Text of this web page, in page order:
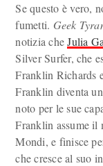
Se questo è vero,
fumetti. Geek
notizia cheJulia
Silver Surfer, che
Franklin Richards
Franklin diventa
noto per le sue
Franklin assume il
Mondi, e finisce
che cresce al suo